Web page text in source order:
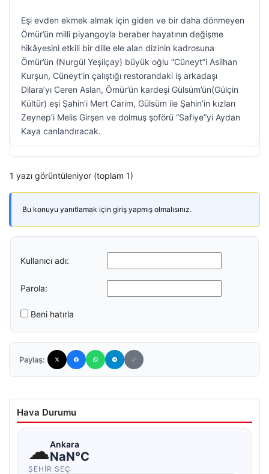
Eşi evden ekmek almak için giden ve bir daha dönmeyen
Ömür’ün milli piyangoyla beraber hayatının değişme
hikâyesini etkili bir dille ele alan dizinin kadrosuna
Ömür’ün (Nurgül Yeşilçay) büyük oğlu “Cüneyt”i Asilhan
Kurşun, Cüneyt’in çalıştığı restorandaki iş arkadaşı
Dilara’yı Ceren Aslan, Ömür’ün kardeşi Gülsüm’ün(Gülçin
Kültür) eşi Şahin’i Mert Carim, Gülsüm ile Şahin’in kızları
Zeynep’i Melis Girşen ve dolmuş şoförü “Safiye”yi Aydan
Kaya canlandıracak.
1 yazı görüntüleniyor (toplam 1)
Bu konuyu yanıtlamak için giriş yapmış olmalısınız.
Kullanıcı adı:
Parola:
Beni hatırla
Paylaş:
Hava Durumu
☁Ankara
NaN°C
ŞEHIR SEÇ